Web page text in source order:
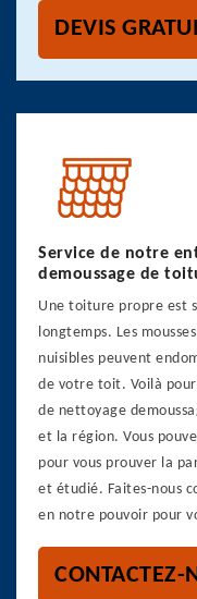
DEVIS
Service de notre
demoussage de
Une toiture propre est
longtemps. Les
nuisibles peuvent
de votre toit. Voilà
de nettoyage
et la région. Vous
pour vous prouver la
et étudié. Faites-nous
en notre pouvoir pour
CONTACTEZ-